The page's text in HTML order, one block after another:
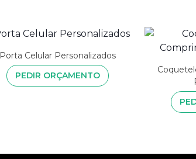
Porta Celular Personalizados
PEDIR ORÇAMENTO